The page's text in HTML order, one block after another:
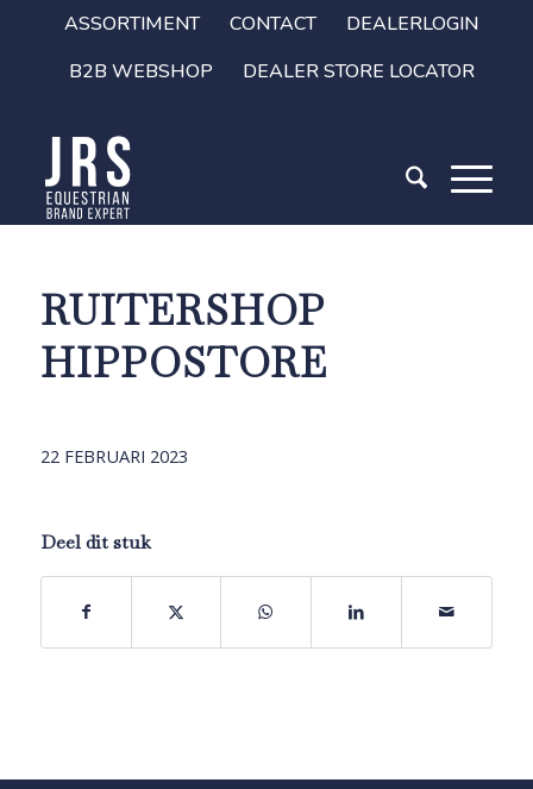
ASSORTIMENT CONTACT
DEALERLOGIN
B2B WEBSHOP
DEALER STORE LOCATOR
RUITERSHOP
HIPPOSTORE
22 FEBRUARI 2023
Deel dit stuk